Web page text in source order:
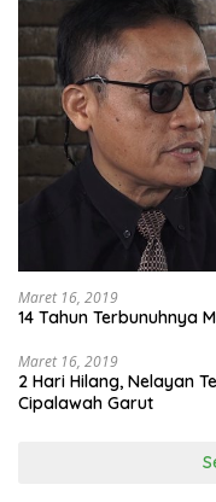
Maret 16, 2019
14 Tahun Terbunuhnya
Maret 16, 2019
2 Hari Hilang, Nelayan
Cipalawah Garut